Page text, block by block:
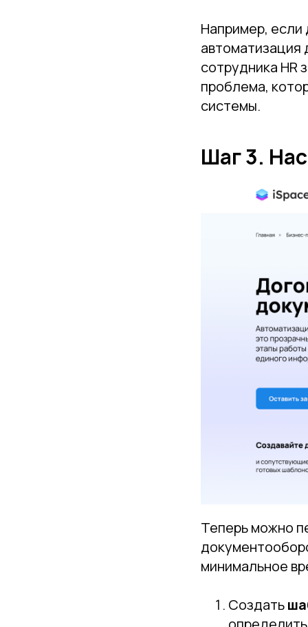
Например, если
автоматизация
сотрудника HR
проблема,
системы.
Шаг 3.
Теперь можно
минимальное
Создать